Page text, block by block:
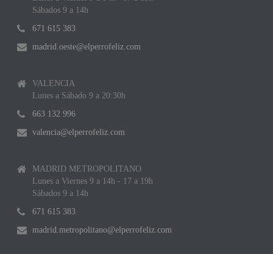
Sábados 9 a 14h
671 615 383
madrid.oeste@elperrofeliz.com
VALENCIA
Lunes a Sábado 9 a 20:30h
663 132 996
valencia@elperrofeliz.com
MADRID METROPOLITANO
Lunes a Viernes 9 a 14h - 17 a 19h
Sábados 9 a 14h
671 615 383
madrid.metropolitano@elperrofeliz.com